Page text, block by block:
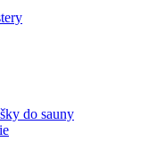
do sauny